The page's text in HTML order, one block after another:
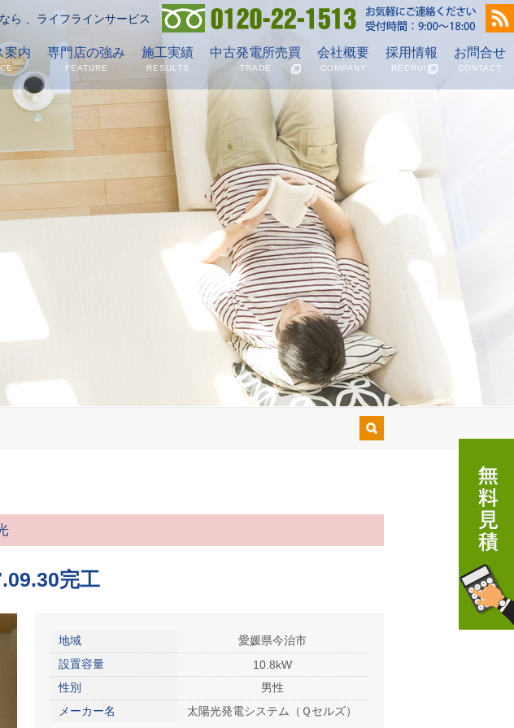
ら 、ライフラインサービス
案内 専門店の強み
FEATURE
施工実績
RESULTS
中古発電所売買
TRADE
会社概要
COMPANY
採用情報
RECRUIT
お問合せ
CONTACT
完工
地域
愛媛県今治市
設置容量
10.8kW
性別
男性
メーカー名
太陽光発電システム（Ｑセルズ）